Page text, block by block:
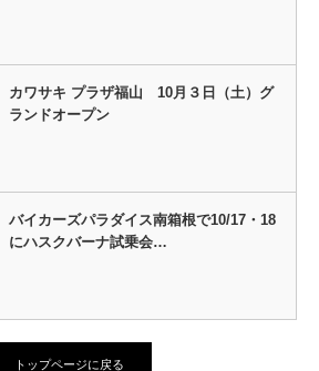
カワサキ プラザ福山 10月３日（土）グ
ランドオープン
バイカーズパラダイス南箱根で10/17・18
にハスクバーナ試乗会…
トップページに戻る